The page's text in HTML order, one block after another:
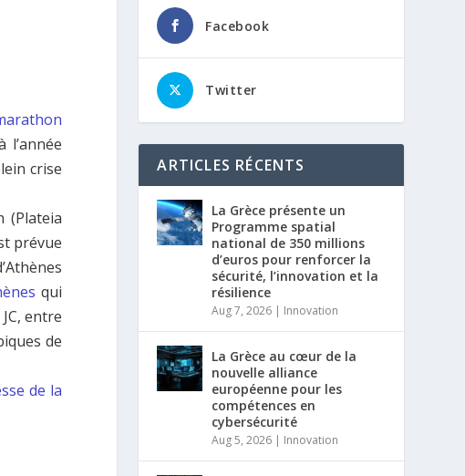
crise
prévue
qui
entre
de
de la
Facebook
Twitter
ARTICLES RÉCENTS
La Grèce présente un
Programme spatial
national de 350 millions
d’euros pour renforcer la
sécurité, l’innovation et la
résilience
Aug 7, 2026 | Innovation
La Grèce au cœur de la
nouvelle alliance
européenne pour les
compétences en
cybersécurité
Aug 5, 2026 | Innovation